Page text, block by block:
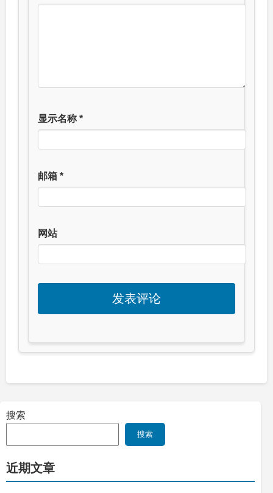
显示名称 *
邮箱 *
网站
搜索
搜索
近期文章